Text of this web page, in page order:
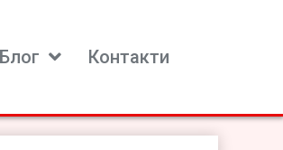
Блог Контакти